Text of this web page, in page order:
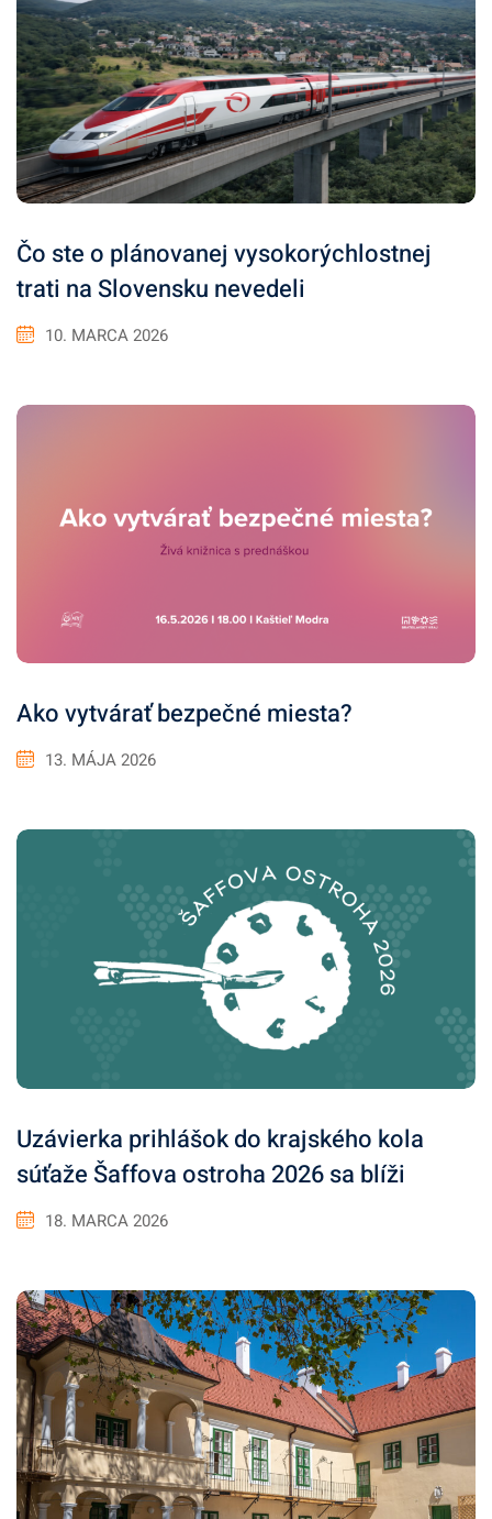
Čo ste o plánovanej vysokorýchlostnej
trati na Slovensku nevedeli
10. MARCA 2026
Ako vytvárať bezpečné miesta?
13. MÁJA 2026
Uzávierka prihlášok do krajského kola
súťaže Šaffova ostroha 2026 sa blíži
18. MARCA 2026